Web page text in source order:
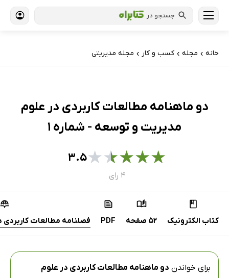
جستجو در
خانه › مجله › کسب و کار › مجله مدیریتی
دو ماهنامه‌ مطالعات کاربردی در علوم
مدیریت و توسعه - شماره 1
★
★
★
★
★۳.۵
۴ رای
کتاب الکترونیک 52 صفحه PDF فصلنامه مطالعات
برای خواندن دو ماهنامه‌ مطالعات کاربردی در علوم